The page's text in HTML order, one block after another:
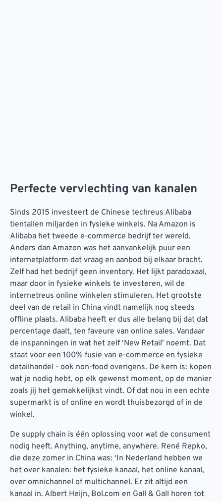
Perfecte vervlechting van kanalen
Sinds 2015 investeert de Chinese techreus Alibaba
tientallen miljarden in fysieke winkels. Na Amazon is
Alibaba het tweede e-commerce bedrijf ter wereld.
Anders dan Amazon was het aanvankelijk puur een
internetplatform dat vraag en aanbod bij elkaar bracht.
Zelf had het bedrijf geen inventory. Het lijkt paradoxaal,
maar door in fysieke winkels te investeren, wil de
internetreus online winkelen stimuleren. Het grootste
deel van de retail in China vindt namelijk nog steeds
offline plaats. Alibaba heeft er dus alle belang bij dat dat
percentage daalt, ten faveure van online sales. Vandaar
de inspanningen in wat het zelf ‘New Retail’ noemt. Dat
staat voor een 100% fusie van e-commerce en fysieke
detailhandel - ook non-food overigens. De kern is: kopen
wat je nodig hebt, op elk gewenst moment, op de manier
zoals jij het gemakkelijkst vindt. Of dat nou in een echte
supermarkt is of online en wordt thuisbezorgd of in de
winkel.
De supply chain is één oplossing voor wat de consument
nodig heeft. Anything, anytime, anywhere. René Repko,
die deze zomer in China was: ‘In Nederland hebben we
het over kanalen: het fysieke kanaal, het online kanaal,
over omnichannel of multichannel. Er zit altijd een
kanaal in. Albert Heijn, Bol.com en Gall & Gall horen tot